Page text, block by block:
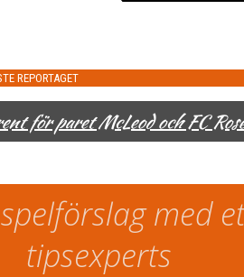
REPORTAGET
för paret McLeod och FC
med
tipsexperts